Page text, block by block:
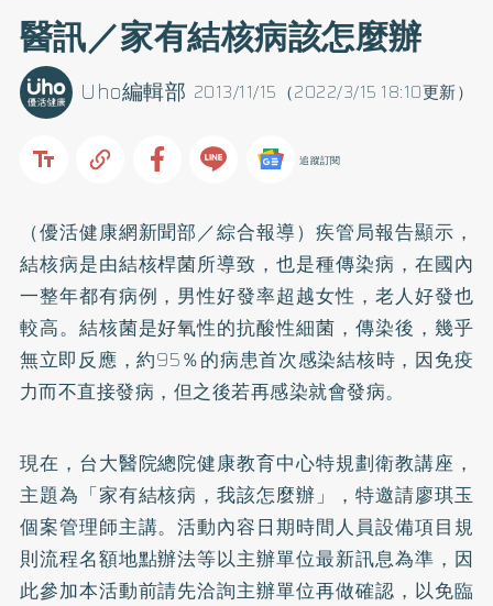
醫訊／家有結核病該怎麼辦
2013/11/15（2022/3/15 18:10更新）
Uho編輯部
追蹤訂閱
（優活健康網新聞部／綜合報導）疾管局報告顯示，
結核病是由結核桿菌所導致，也是種傳染病，在國內
一整年都有病例，男性好發率超越女性，老人好發也
較高。結核菌是好氧性的抗酸性細菌，傳染後，幾乎
無立即反應，約95％的病患首次感染結核時，因免疫
力而不直接發病，但之後若再感染就會發病。
現在，台大醫院總院健康教育中心特規劃衛教講座，
主題為「家有結核病，我該怎麼辦」，特邀請廖琪玉
個案管理師主講。活動內容日期時間人員設備項目規
則流程名額地點辦法等以主辦單位最新訊息為準，因
此參加本活動前請先洽詢主辦單位再做確認，以免臨